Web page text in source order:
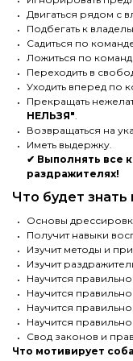
Двигаться рядом с
Подбегать к
Садиться по
Ложиться по
Переходить в
Уходить вперед по
Прекращать
НЕЛЬЗЯ"
Возвращаться на
Иметь выдержку.
✔ Выполнять все
раздражителях!
Что будет
Основы
Получит навыки
Изучит методы и
Изучит
Научится
Научится
Научится
Научится
Свод законов и
Что мотивирует